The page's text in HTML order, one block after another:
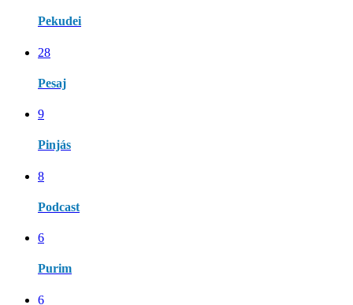
Pekudei
28
Pesaj
9
Pinjás
8
Podcast
6
Purim
6